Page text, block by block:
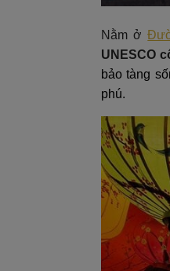
Nằm ở
UNESCO
bảo tàng
phú.